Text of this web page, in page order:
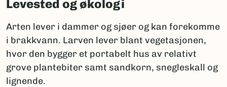
Levested og økologi
Arten lever i dammer og sjøer og kan forekomme
i brakkvann. Larven lever blant vegetasjonen,
hvor den bygger et portabelt hus av relativt
grove plantebiter samt sandkorn, snegleskall og
lignende.